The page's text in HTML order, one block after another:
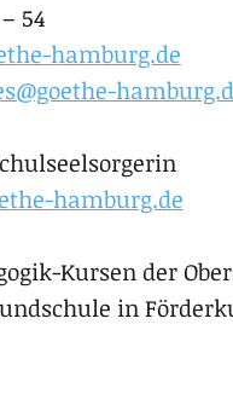
54
hamburg.de
hamburg.de
Kursen der
in